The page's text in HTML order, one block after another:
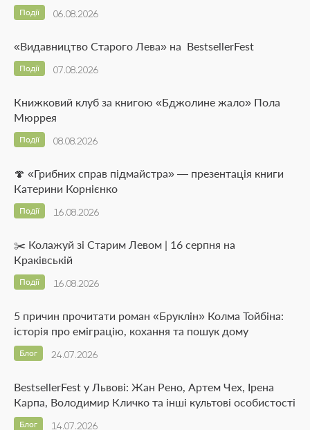
06.08.2026
Події
«Видавництво Старого Лева» на BestsellerFest
07.08.2026
Події
Книжковий клуб за книгою «Бджолине жало» Пола
Мюррея
08.08.2026
Події
🍄 «Грибних справ підмайстра» — презентація книги
Катерини Корнієнко
16.08.2026
Події
✂️ Колажуй зі Старим Левом | 16 серпня на
Краківській
16.08.2026
Події
5 причин прочитати роман «Бруклін» Колма Тойбіна:
історія про еміграцію, кохання та пошук дому
24.07.2026
Блог
BestsellerFest у Львові: Жан Рено, Артем Чех, Ірена
Карпа, Володимир Кличко та інші культові особистості
14.07.2026
Блог